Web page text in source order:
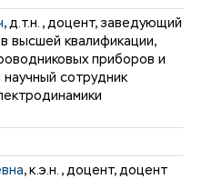
, д.т.н., доцент, заведующий
высшей квалификации,
приборов и
сотрудник
, к.э.н., доцент, доцент